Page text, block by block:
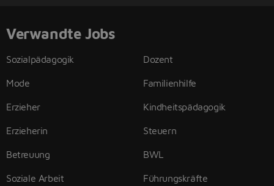
Verwandte Jobs
Sozialpädagogik
Mode
Erzieher
Erzieherin
Betreuung
Soziale Arbeit
Dozent
Familienhilfe
Kindheitspädagogik
Steuern
BWL
Führungskräfte